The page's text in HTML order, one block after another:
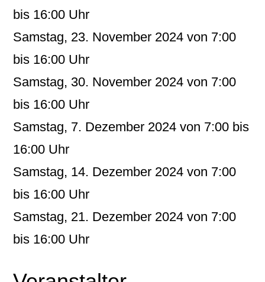
bis 16:00 Uhr
Samstag, 23. November 2024 von 7:00
bis 16:00 Uhr
Samstag, 30. November 2024 von 7:00
bis 16:00 Uhr
Samstag, 7. Dezember 2024 von 7:00 bis
16:00 Uhr
Samstag, 14. Dezember 2024 von 7:00
bis 16:00 Uhr
Samstag, 21. Dezember 2024 von 7:00
bis 16:00 Uhr